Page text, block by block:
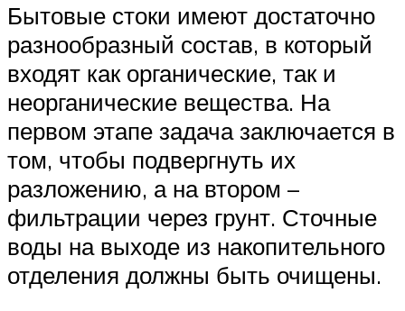
Бытовые стоки имеют достаточно
разнообразный состав, в который
входят как органические, так и
неорганические вещества. На
первом этапе задача заключается в
том, чтобы подвергнуть их
разложению, а на втором –
фильтрации через грунт. Сточные
воды на выходе из накопительного
отделения должны быть очищены.